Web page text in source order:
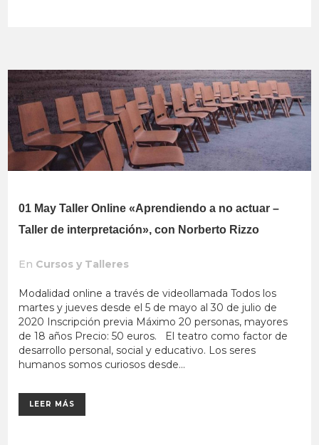
01 May Taller Online «Aprendiendo a no actuar –
Taller de interpretación», con Norberto Rizzo
En Cursos y Talleres
Modalidad online a través de videollamada Todos los
martes y jueves desde el 5 de mayo al 30 de julio de
2020 Inscripción previa Máximo 20 personas, mayores
de 18 años Precio: 50 euros. El teatro como factor de
desarrollo personal, social y educativo. Los seres
humanos somos curiosos desde...
LEER MÁS